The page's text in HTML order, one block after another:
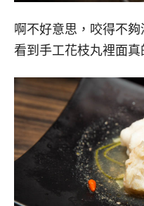
啊不好意思，咬得不
看到手工花枝丸裡面真